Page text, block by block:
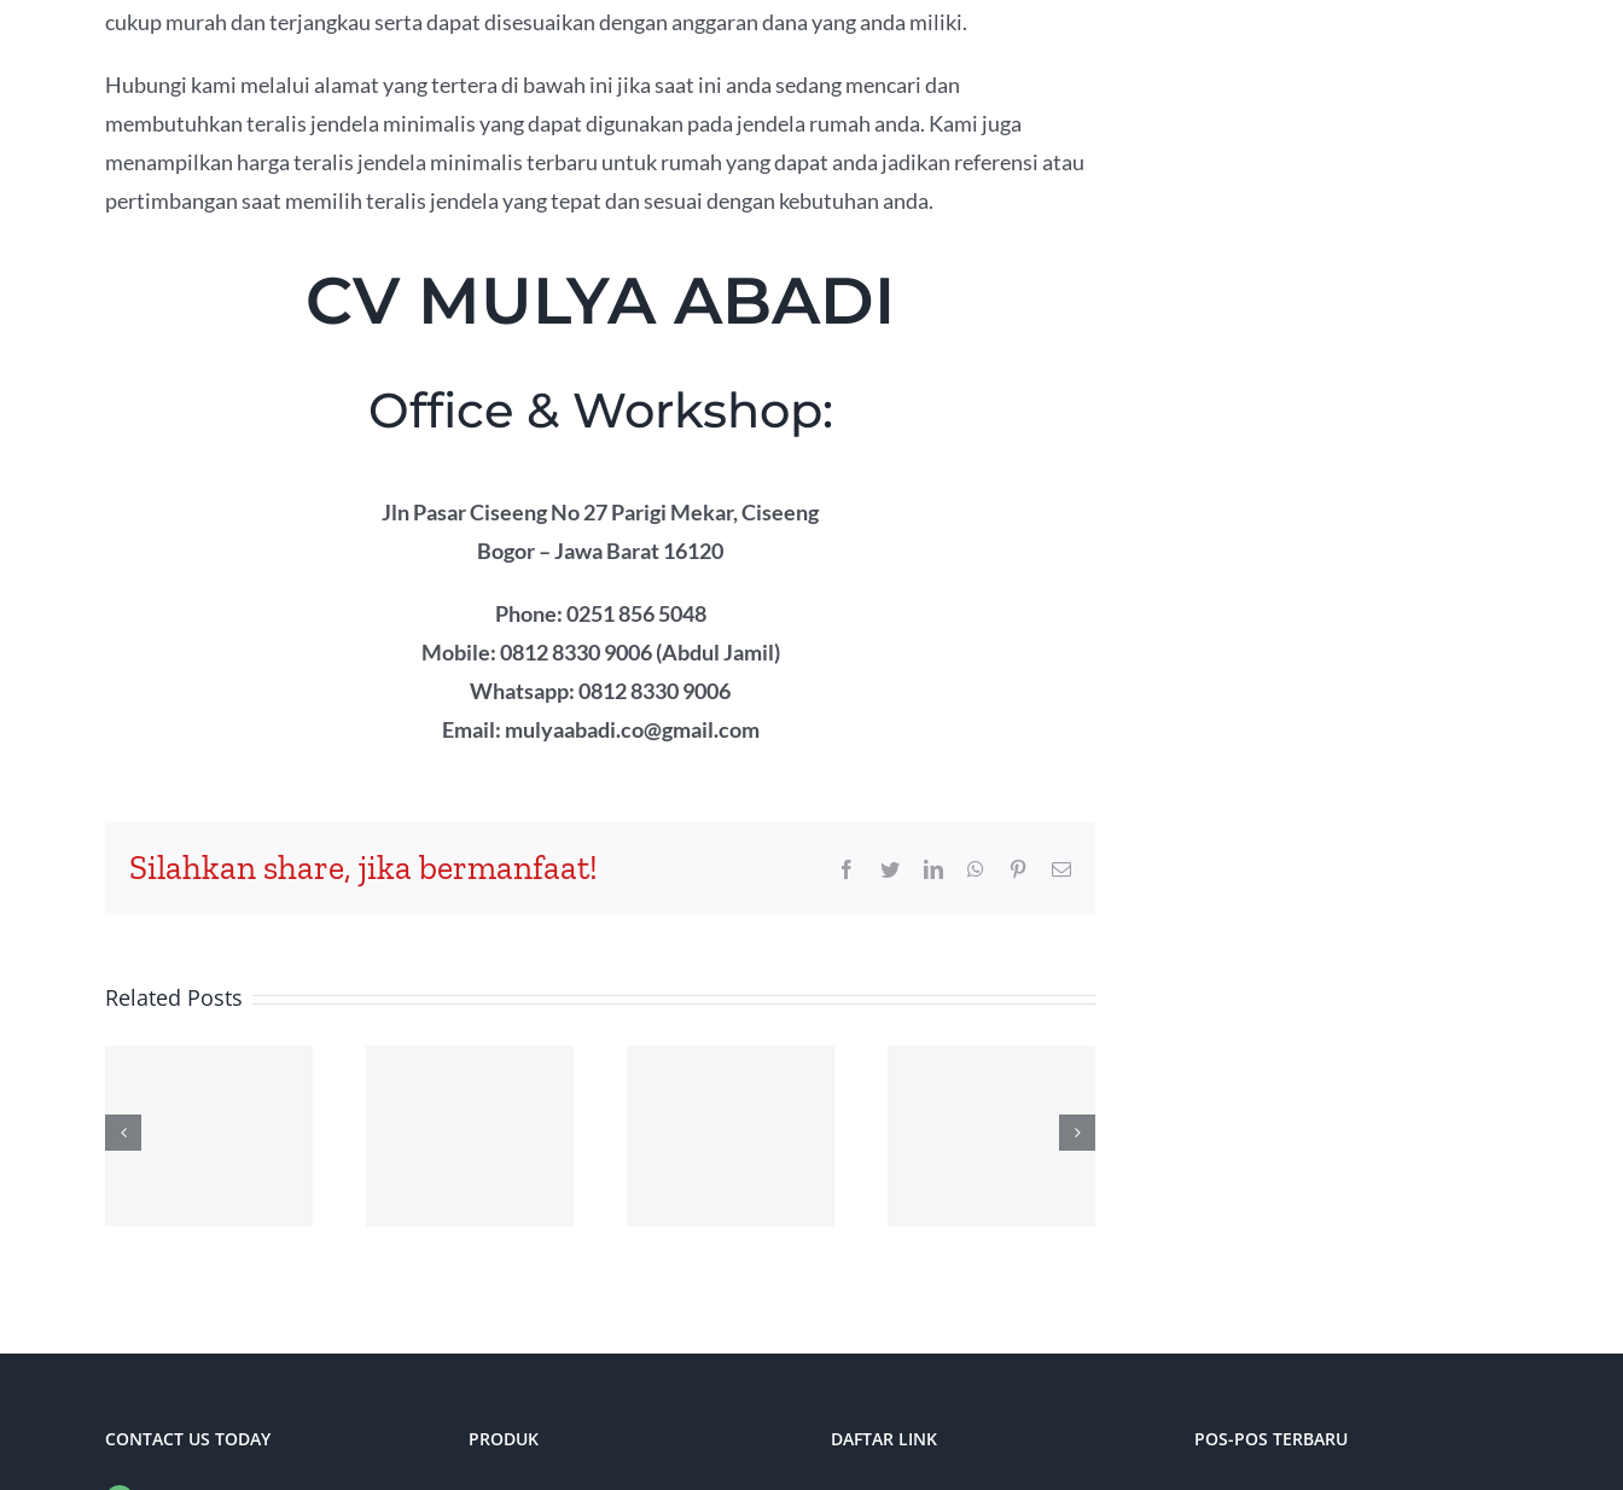
cukup murah dan terjangkau serta dapat disesuaikan dengan anggaran dana yang anda miliki.
Hubungi kami melalui alamat yang tertera di bawah ini jika saat ini anda sedang mencari dan
membutuhkan teralis jendela minimalis yang dapat digunakan pada jendela rumah anda. Kami juga
menampilkan harga teralis jendela minimalis terbaru untuk rumah yang dapat anda jadikan referensi atau
pertimbangan saat memilih teralis jendela yang tepat dan sesuai dengan kebutuhan anda.
CV MULYA ABADI
Office & Workshop:
Jln Pasar Ciseeng No 27 Parigi Mekar, Ciseeng
Bogor – Jawa Barat 16120
Phone: 0251 856 5048
Mobile: 0812 8330 9006 (Abdul Jamil)
Whatsapp: 0812 8330 9006
Email: mulyaabadi.co@gmail.com
Silahkan share, jika bermanfaat! Facebook
TwitterLinkedInWhatsApp
PinterestEmail
Related Posts
CONTACT US TODAY PRODUK DAFTAR LINK POS-POS TERBARU